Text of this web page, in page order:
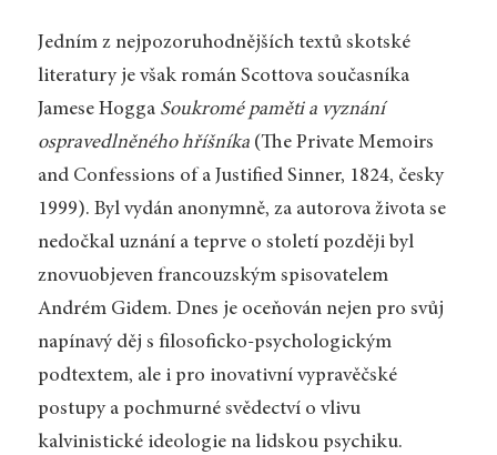
Jedním z nejpozoruhodnějších textů skotské
literatury je však román Scottova současníka
Jamese Hogga Soukromé paměti a vyznání
ospravedlněného hříšníka(The Private Memoirs
and Confessions of a Justified Sinner, 1824, česky
1999). Byl vydán anonymně, za autorova života se
nedočkal uznání a teprve o století později byl
znovuobjeven francouzským spisovatelem
Andrém Gidem. Dnes je oceňován nejen pro svůj
napínavý děj s filosoficko-psychologickým
podtextem, ale i pro inovativní vypravěčské
postupy a pochmurné svědectví o vlivu
kalvinistické ideologie na lidskou psychiku.